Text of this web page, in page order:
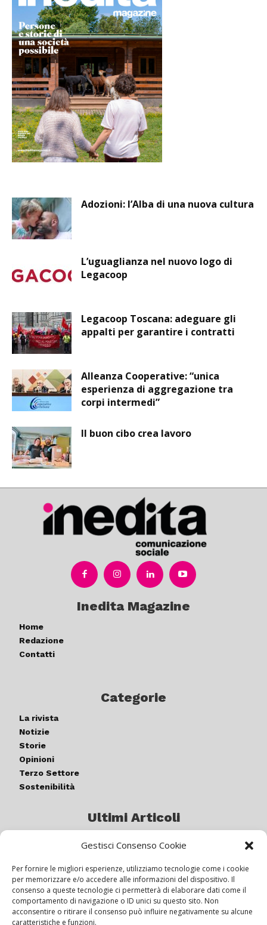
Gestisci Consenso Cookie
Per fornire le migliori esperienze, utilizziamo tecnologie come i cookie
per memorizzare e/o accedere alle informazioni del dispositivo. Il
consenso a queste tecnologie ci permetterà di elaborare dati come il
comportamento di navigazione o ID unici su questo sito. Non
acconsentire o ritirare il consenso può influire negativamente su alcune
caratteristiche e funzioni.
Adozioni: l’Alba di una nuova cultura
L’uguaglianza nel nuovo logo di
Legacoop
Legacoop Toscana: adeguare gli
appalti per garantire i contratti
Alleanza Cooperative: “unica
esperienza di aggregazione tra
corpi intermedi”
Il buon cibo crea lavoro
Inedita Magazine
Home
Redazione
Contatti
Categorie
La rivista
Notizie
Storie
Opinioni
Terzo Settore
Sostenibilità
Ultimi Articoli
Germogli di luce: al via la quinta
IL BEER GARDEN CON IL GIALLONE